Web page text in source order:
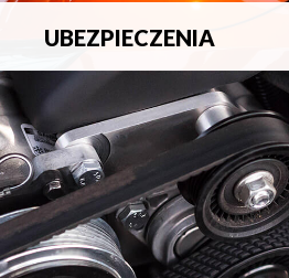
UBEZPIECZENIA
Pełna ochrona